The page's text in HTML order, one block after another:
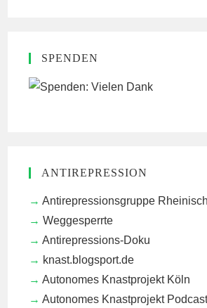
SPENDEN
ANTIREPRESSION
Antirepressionsgruppe
Weggesperrte
Antirepressions-Doku
knast.blogsport.de
Autonomes Knastprojekt Köln
Autonomes Knastprojekt